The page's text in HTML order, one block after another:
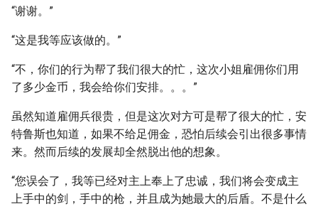
“谢谢。”
“这是我等应该做的。”
“不，你们的行为帮了我们很大的忙，这次小姐雇佣你们用
了多少金币，我会给你们安排。。。”
虽然知道雇佣兵很贵，但是这次对方可是帮了很大的忙，安
特鲁斯也知道，如果不给足佣金，恐怕后续会引出很多事情
来。然而后续的发展却全然脱出他的想象。
“您误会了，我等已经对主上奉上了忠诚，我们将会变成主
上手中的剑，手中的枪，并且成为她最大的后盾。不是什么